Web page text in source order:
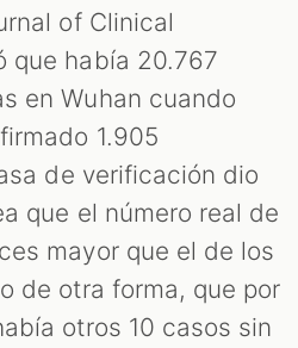
of Clinical
que había 20.767
en Wuhan cuando
1.905
de verificación dio
que el número real de
mayor que el de los
de otra forma, que por
otros 10 casos sin